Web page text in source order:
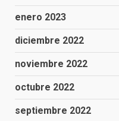
enero 2023
diciembre 2022
noviembre 2022
octubre 2022
septiembre 2022